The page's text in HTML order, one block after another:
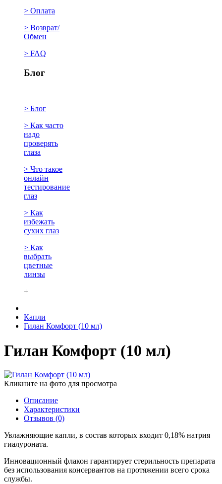
> Оплата
> Возврат/
Обмен
> FAQ
Блог
> Блог
> Как часто
надо
проверять
глаза
> Что такое
онлайн
тестирование
глаз
> Как
избежать
сухих глаз
> Как
выбрать
цветные
линзы
+
Капли
Гилан Комфорт (10 мл)
Гилан Комфорт (10 мл)
Кликните на фото для просмотра
Описание
Характеристики
Отзывов (0)
Увлажняющие капли, в состав которых входит 0,18% натрия
гиалуроната.
Инновационный флакон гарантирует стерильность препарата
без использования консервантов на протяжении всего срока
службы.